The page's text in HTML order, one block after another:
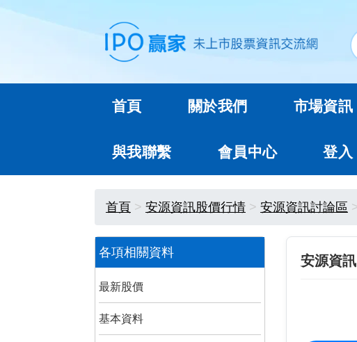
首頁 關於我們 市場資訊
與我聯繫 會員中心 登入
首頁 安源資訊股價行情 安源資訊討論區
各項相關資料
最新股價
基本資料
安源資訊